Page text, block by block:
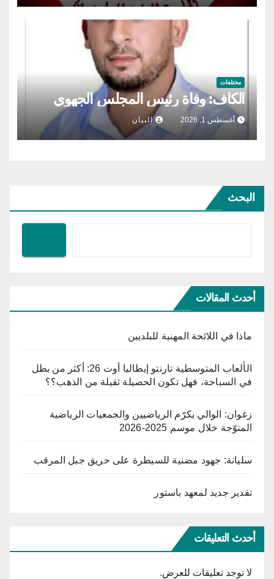
مختلفات
الكاف: وفاة رئيس المجلس الجهوي
أغسطس 1, 2026 البيان
البحث
أحدث المقالات
ماذا في اللائحة المهنية للبلديين
الألعاب المتوسطية تارنتو إيطاليا أوت 26: أكثر من بطل
في السباحة، فهل تكون الحصيلة ثقيلة من الذهب؟؟
زغوان: الوالي يكرّم الرياضيين والجمعيات الرياضية
المتوّجة خلال موسم 2025-2026
سليانة: جهود مضنية للسيطرة على حريق جبل المرقب
تقدير جديد لمعهد باستور
أحدث التعليقات
لا توجد تعليقات للعرض.